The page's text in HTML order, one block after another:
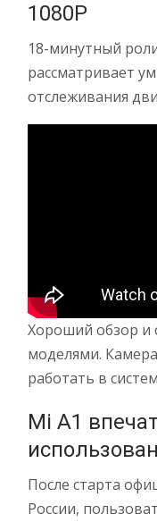
1080P
18-минутный
рассматривает
отслеживания
Хороший обзор и
моделями.
работать в
Mi A1
После старта
России,